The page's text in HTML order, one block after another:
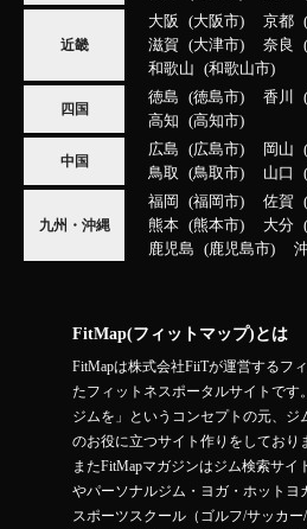
近畿
大阪 大阪市 京都
滋賀
大津市 奈良
和歌山
和歌山市
四国
徳島 徳島市 香川
高知
高知市
中国
広島 広島市 岡山
鳥取
鳥取市 山口
九州・沖縄
福岡 福岡市 佐賀
熊本
熊本市 大分
鹿児島
鹿児島市
FitMap(フィットマップ)とは
FitMapは株式会社FiiTが運営するフ
たフィットネスポータルサイトです
ジムを」というコンセプトの元、ジ
のお役に立つサイト作りをしており
またFitMapマガジンはジム検索サイ
やパーソナルジム・ヨガ・ホットヨ
スポーツスクール（ゴルフ/サッカ